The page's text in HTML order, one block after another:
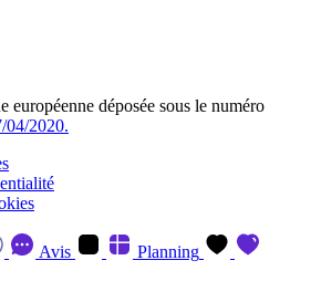
européenne déposée sous le numéro
04/2020.
Avis
Planning